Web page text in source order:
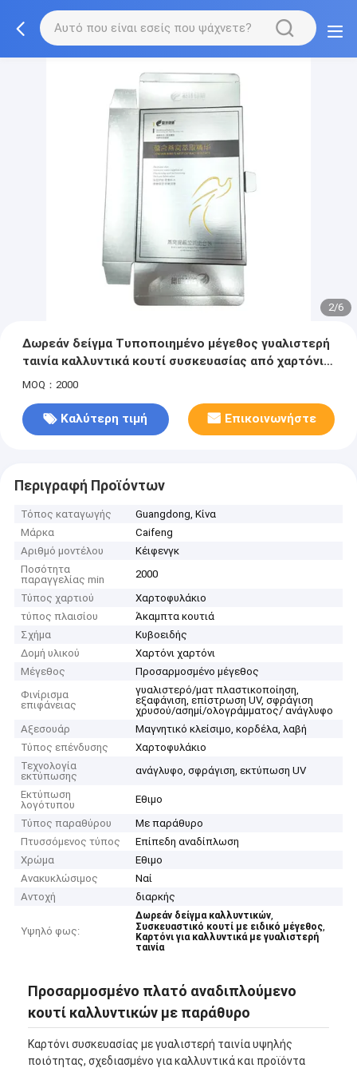
2/6
Δωρεάν δείγμα Τυποποιημένο μέγεθος γυαλιστερή
ταινία καλλυντικά κουτί συσκευασίας από χαρτόνι
για προϊόντα περιποίησης δέρματος
MOQ：2000
Καλύτερη τιμή Επικοινωνήστε
Περιγραφή Προϊόντων
Τόπος καταγωγής
Guangdong, Κίνα
Μάρκα
Caifeng
Αριθμό μοντέλου
Κέιφενγκ
Ποσότητα
παραγγελίας min
2000
Τύπος χαρτιού
Χαρτοφυλάκιο
τύπος πλαισίου
Άκαμπτα κουτιά
Σχήμα
Κυβοειδής
Δομή υλικού
Χαρτόνι χαρτόνι
Μέγεθος
Προσαρμοσμένο μέγεθος
Φινίρισμα
επιφάνειας
γυαλιστερό/ματ πλαστικοποίηση,
εξαφάνιση, επίστρωση UV, σφράγιση
χρυσού/ασημί/ολογράμματος/ ανάγλυφο
Αξεσουάρ
Μαγνητικό κλείσιμο, κορδέλα, λαβή
Τύπος επένδυσης
Χαρτοφυλάκιο
Τεχνολογία
εκτύπωσης
ανάγλυφο, σφράγιση, εκτύπωση UV
Εκτύπωση
λογότυπου
Εθιμο
Τύπος παραθύρου
Με παράθυρο
Πτυσσόμενος τύπος
Επίπεδη αναδίπλωση
Χρώμα
Εθιμο
Ανακυκλώσιμος
Ναί
Αντοχή
διαρκής
Υψηλό φως:
Δωρεάν δείγμα καλλυντικών,
Συσκευαστικό κουτί με ειδικό μέγεθος,
Καρτόνι για καλλυντικά με γυαλιστερή
ταινία
Προσαρμοσμένο πλατό αναδιπλούμενο
κουτί καλλυντικών με παράθυρο
Καρτόνι συσκευασίας με γυαλιστερή ταινία υψηλής
ποιότητας, σχεδιασμένο για καλλυντικά και προϊόντα